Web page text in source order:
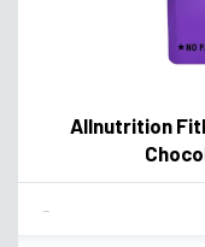
Allnutrition